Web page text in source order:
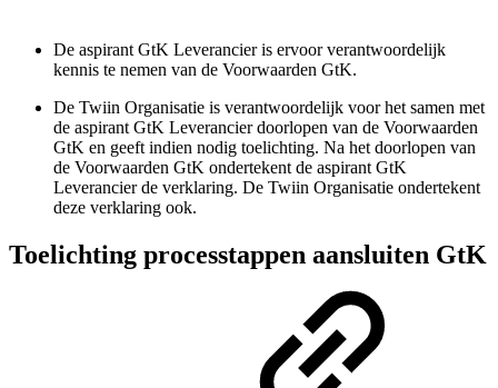
De aspirant GtK Leverancier is ervoor verantwoordelijk
kennis te nemen van de Voorwaarden GtK.
De Twiin Organisatie is verantwoordelijk voor het samen met
de aspirant GtK Leverancier doorlopen van de Voorwaarden
GtK en geeft indien nodig toelichting. Na het doorlopen van
de Voorwaarden GtK ondertekent de aspirant GtK
Leverancier de verklaring. De Twiin Organisatie ondertekent
deze verklaring ook.
Toelichting processtappen aansluiten GtK